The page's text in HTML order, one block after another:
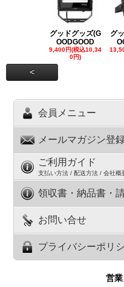
グッドグッズ(G
OODGOOD
9,400円(税込10,34
0円)
グ
<
会員メニュー
メールマガジン登
ご利用ガイド
支払い方法 / 配送方法 / 会社概
領収書・納品書・
お問い合せ
プライバシーポリ
営